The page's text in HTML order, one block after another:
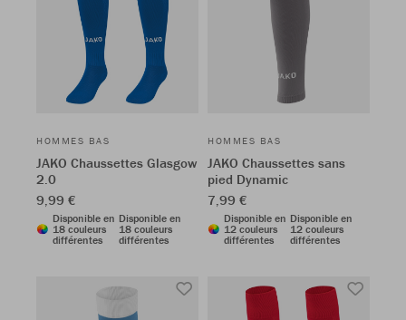
HOMMES BAS
JAKO Chaussettes Glasgow
2.0
9,99 €
Disponible en
18 couleurs
différentes
Disponible en
18 couleurs
différentes
HOMMES BAS
JAKO Chaussettes sans
pied Dynamic
7,99 €
Disponible en
12 couleurs
différentes
Disponible en
12 couleurs
différentes